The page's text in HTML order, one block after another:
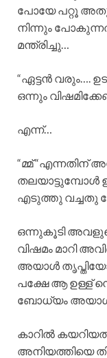
പോയേ പറ്റൂ
നിന്നും
മന്ത്രിച്ചു…
“ഏട്ടൻ വരും….
ഒന്നും
എന്ന്…
“മ്മ്
തലയാട്ടുമ്പോൾ
എടുത്തു വച്ചതു
ഒന്നുകൂടി
വിഷമം മാറി
അയാൾ
പക്ഷേ ആ ഉള്ള്
ബോധ്യം
കാറിൽ
അനിയത്തിയെ